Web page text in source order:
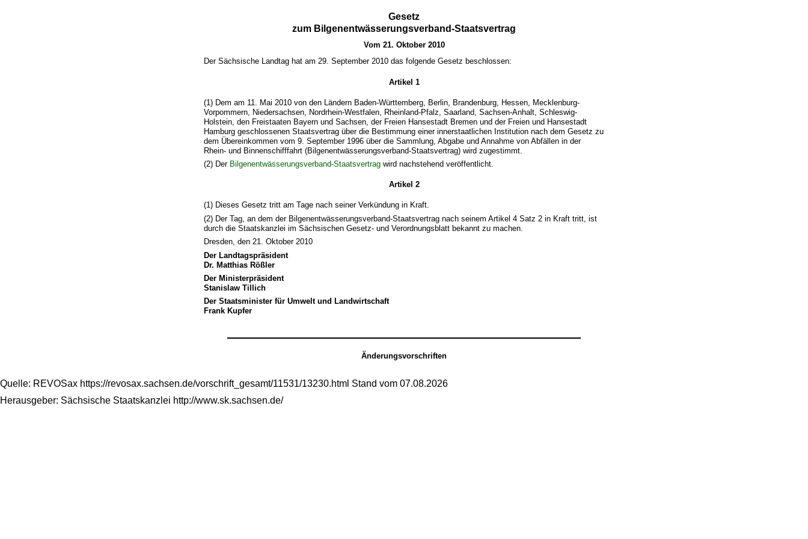
Gesetz
zum Bilgenentwässerungsverband-Staatsvertrag
Vom 21. Oktober 2010
Der Sächsische Landtag hat am 29. September 2010 das folgende Gesetz beschlossen:
Artikel 1
(1) Dem am 11. Mai 2010 von den Ländern Baden-Württemberg, Berlin, Brandenburg, Hessen, Mecklenburg-
Vorpommern, Niedersachsen, Nordrhein-Westfalen, Rheinland-Pfalz, Saarland, Sachsen-Anhalt, Schleswig-
Holstein, den Freistaaten Bayern und Sachsen, der Freien Hansestadt Bremen und der Freien und Hansestadt
Hamburg geschlossenen Staatsvertrag über die Bestimmung einer innerstaatlichen Institution nach dem Gesetz zu
dem Übereinkommen vom 9. September 1996 über die Sammlung, Abgabe und Annahme von Abfällen in der
Rhein- und Binnenschifffahrt (Bilgenentwässerungsverband-Staatsvertrag) wird zugestimmt.
(2) Der Bilgenentwässerungsverband-Staatsvertrag wird nachstehend veröffentlicht.
Artikel 2
(1) Dieses Gesetz tritt am Tage nach seiner Verkündung in Kraft.
(2) Der Tag, an dem der Bilgenentwässerungsverband-Staatsvertrag nach seinem Artikel 4 Satz 2 in Kraft tritt, ist
durch die Staatskanzlei im Sächsischen Gesetz- und Verordnungsblatt bekannt zu machen.
Dresden, den 21. Oktober 2010
Der Landtagspräsident
Dr. Matthias Rößler
Der Ministerpräsident
Stanislaw Tillich
Der Staatsminister für Umwelt und Landwirtschaft
Frank Kupfer
Änderungsvorschriften
Quelle: REVOSax https://revosax.sachsen.de/vorschrift_gesamt/11531/13230.html Stand vom 07.08.2026
Herausgeber: Sächsische Staatskanzlei http://www.sk.sachsen.de/